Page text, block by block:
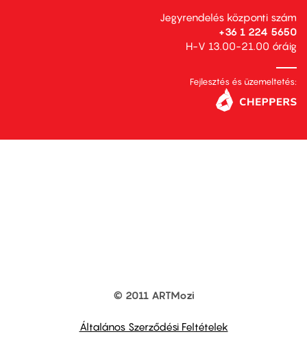
Jegyrendelés központi szám
+36 1 224 5650
H-V 13.00-21.00 óráig
Fejlesztés és üzemeltetés:
© 2011 ARTMozi
Általános Szerződési Feltételek